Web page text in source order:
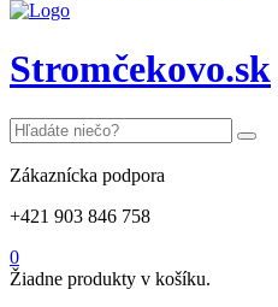
Stromčekovo.sk
Zákaznícka podpora
+421 903 846 758
0
Žiadne produkty v košíku.